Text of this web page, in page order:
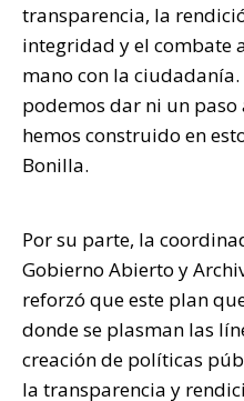
transparencia, la
integridad y el combate
mano con la
podemos dar ni un
hemos construido en
Bonilla.
Por su parte, la
Gobierno Abierto y
reforzó que este plan
donde se plasman las
creación de políticas
la transparencia y